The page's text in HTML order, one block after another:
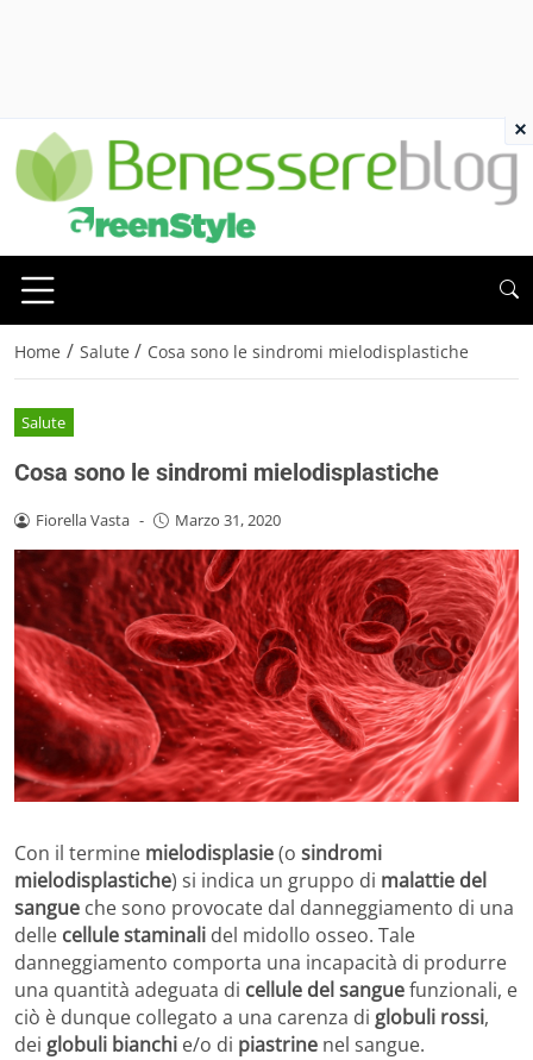
Home / Salute / Cosa sono le sindromi mielodisplastiche
Salute
Cosa sono le sindromi mielodisplastiche
Fiorella Vasta - Marzo 31, 2020
Con il termine mielodisplasie(o sindromi
mielodisplastiche) si indica un gruppo di malattie del
sangue che sono provocate dal danneggiamento di una
delle cellule staminali del midollo osseo. Tale
danneggiamento comporta una incapacità di produrre
una quantità adeguata di cellule del sanguefunzionali, e
ciò è dunque collegato a una carenza di globuli rossi,
dei globuli bianchi e/o di piastrine nel sangue.
×